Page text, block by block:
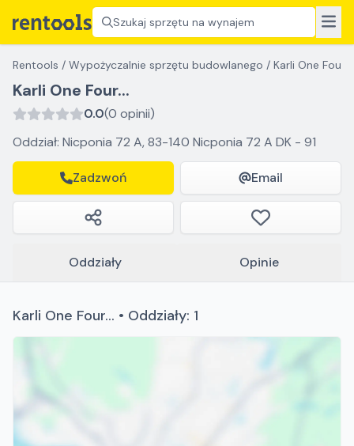
Szukaj sprzętu na wynajem
Rentools / Wypożyczalnie sprzętu budowlanego / Karli One Four...
Karli One Four...
0.0(0 opinii)
Oddział: Nicponia 72 A, 83-140 Nicponia 72 A DK - 91
Zadzwoń Email
Oddziały Opinie
Karli One Four... • Oddziały: 1